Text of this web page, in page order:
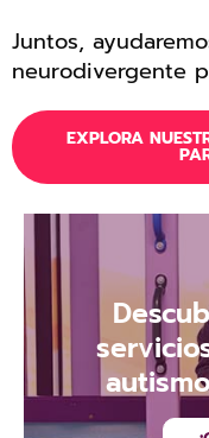
Juntos,
neurodivergente
EXPLORA